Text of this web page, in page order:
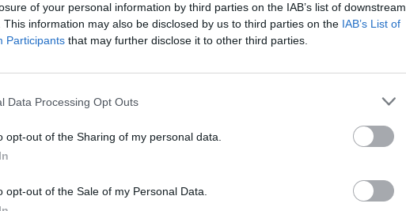
of your personal information by third parties on the IAB’s list of downstream
This information may also be disclosed by us to third parties on the IAB’s List of
Participants that may further disclose it to other third parties.
Data Processing Opt Outs
opt-out of the Sharing of my personal data.
opt-out of the Sale of my Personal Data.
η αμυντική
- Ισραήλ στο
Μητσοτάκης: Η λογοτεχνία είναι για
22/03/2025 - 14:31